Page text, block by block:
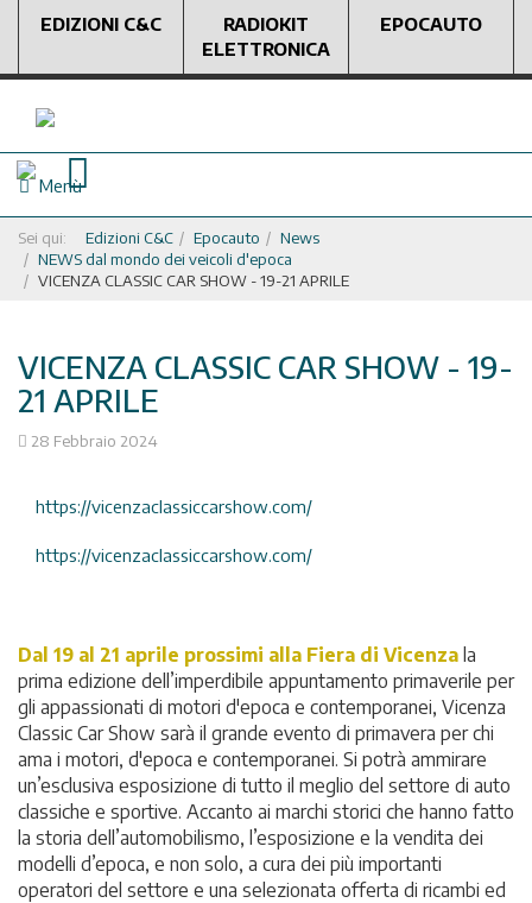
EDIZIONI C&C
RADIOKIT
ELETTRONICA
EPOCAUTO
Menù
Sei qui: Edizioni C&C Epocauto
News
NEWS dal mondo dei veicoli d'epoca
VICENZA CLASSIC CAR SHOW - 19-21 APRILE
VICENZA CLASSIC CAR SHOW - 19-
21 APRILE
28 Febbraio 2024
https://vicenzaclassiccarshow.com/
https://vicenzaclassiccarshow.com/
Dal 19 al 21 aprile prossimi alla Fiera di Vicenza la
prima edizione dell’imperdibile appuntamento primaverile per
gli appassionati di motori d'epoca e contemporanei, Vicenza
Classic Car Show sarà il grande evento di primavera per chi
ama i motori, d'epoca e contemporanei. Si potrà ammirare
un’esclusiva esposizione di tutto il meglio del settore di auto
classiche e sportive. Accanto ai marchi storici che hanno fatto
la storia dell’automobilismo, l’esposizione e la vendita dei
modelli d’epoca, e non solo, a cura dei più importanti
operatori del settore e una selezionata offerta di ricambi ed